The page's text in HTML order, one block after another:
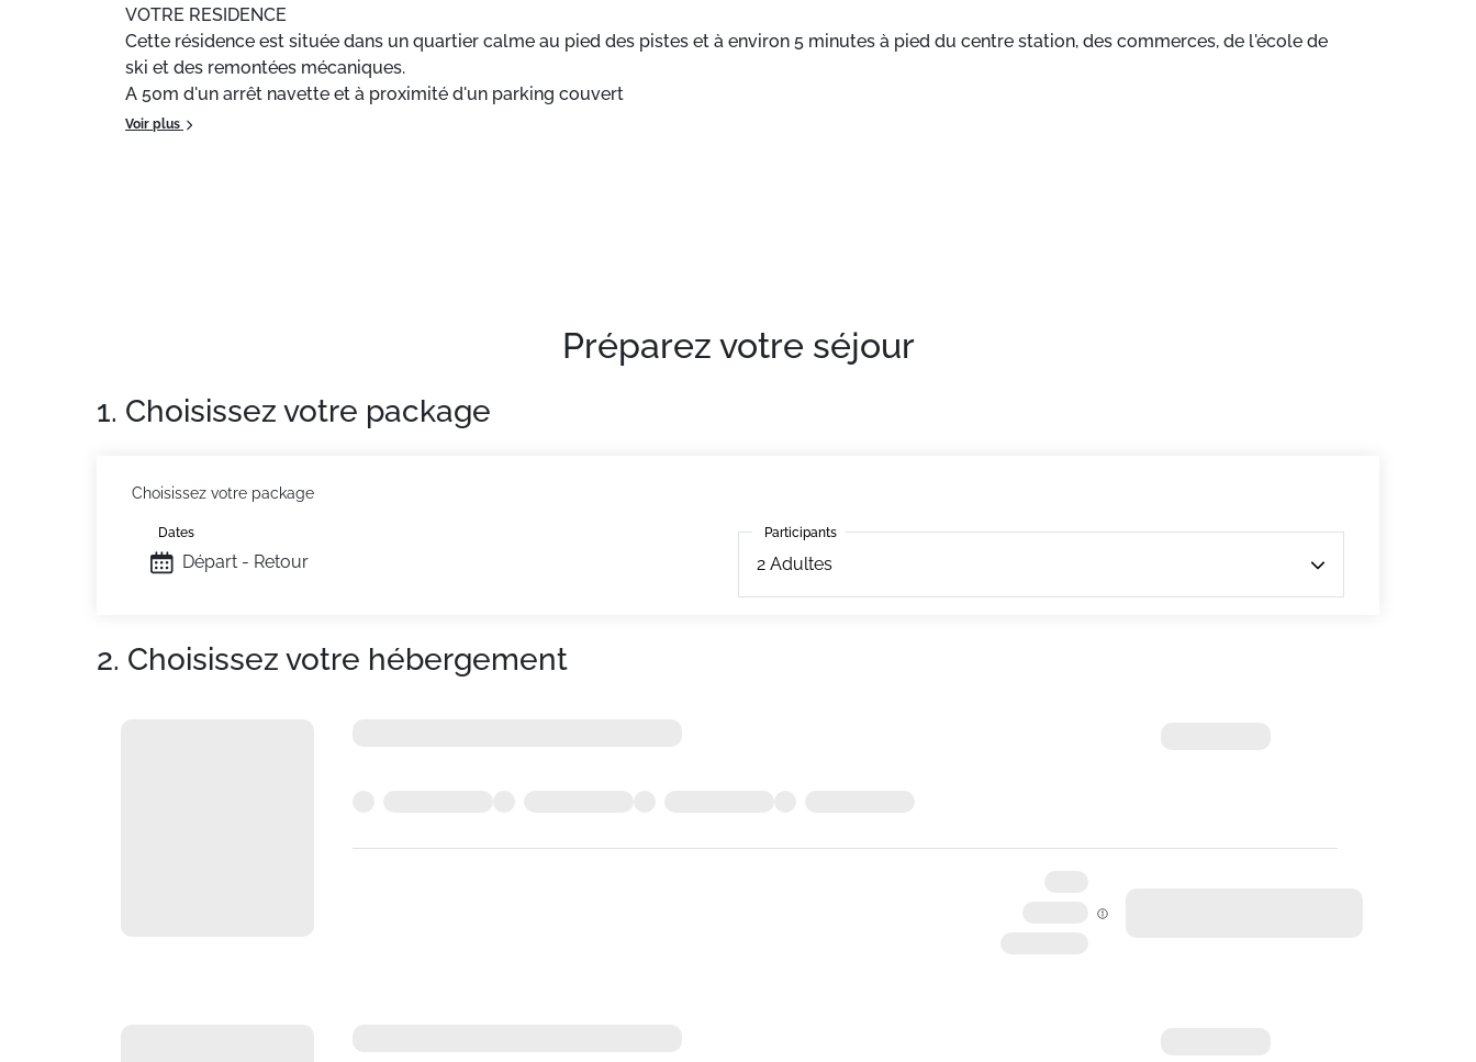
VOTRE RESIDENCE
Cette résidence est située dans un quartier calme au pied des pistes et à environ 5 minutes à pied du centre station, des commerces, de l'école de
ski et des remontées mécaniques.
A 50m d'un arrêt navette et à proximité d'un parking couvert
Voir plus
Préparez votre séjour
1. Choisissez votre package
Choisissez votre package
Départ - Retour
Dates Participants
2 Adultes
Participants
2. Choisissez votre hébergement